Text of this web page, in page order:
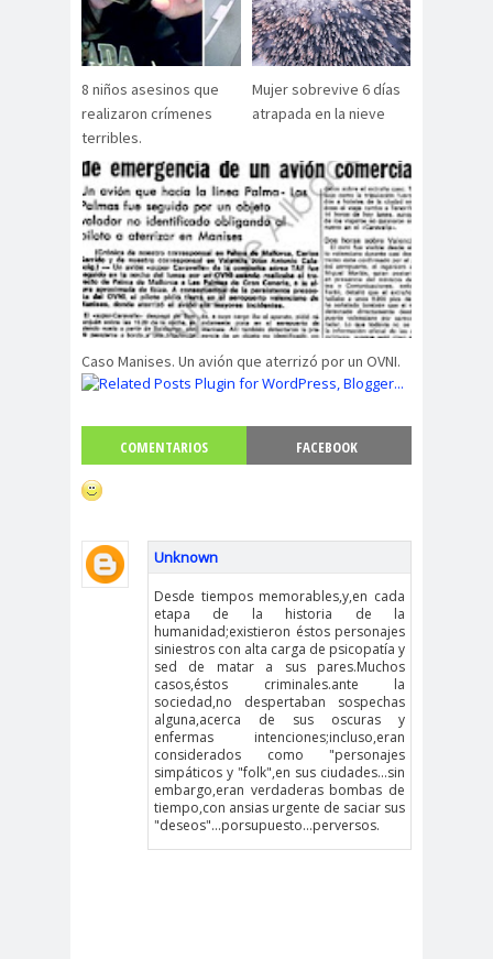
8 niños asesinos que
realizaron crímenes
terribles.
Mujer sobrevive 6 días
atrapada en la nieve
Caso Manises. Un avión que aterrizó por un OVNI.
COMENTARIOS FACEBOOK
Unknown
Desde tiempos memorables,y,en cada
etapa de la historia de la
humanidad;existieron éstos personajes
siniestros con alta carga de psicopatía y
sed de matar a sus pares.Muchos
casos,éstos criminales.ante la
sociedad,no despertaban sospechas
alguna,acerca de sus oscuras y
enfermas intenciones;incluso,eran
considerados como "personajes
simpáticos y "folk",en sus ciudades...sin
embargo,eran verdaderas bombas de
tiempo,con ansias urgente de saciar sus
"deseos"...porsupuesto...perversos.